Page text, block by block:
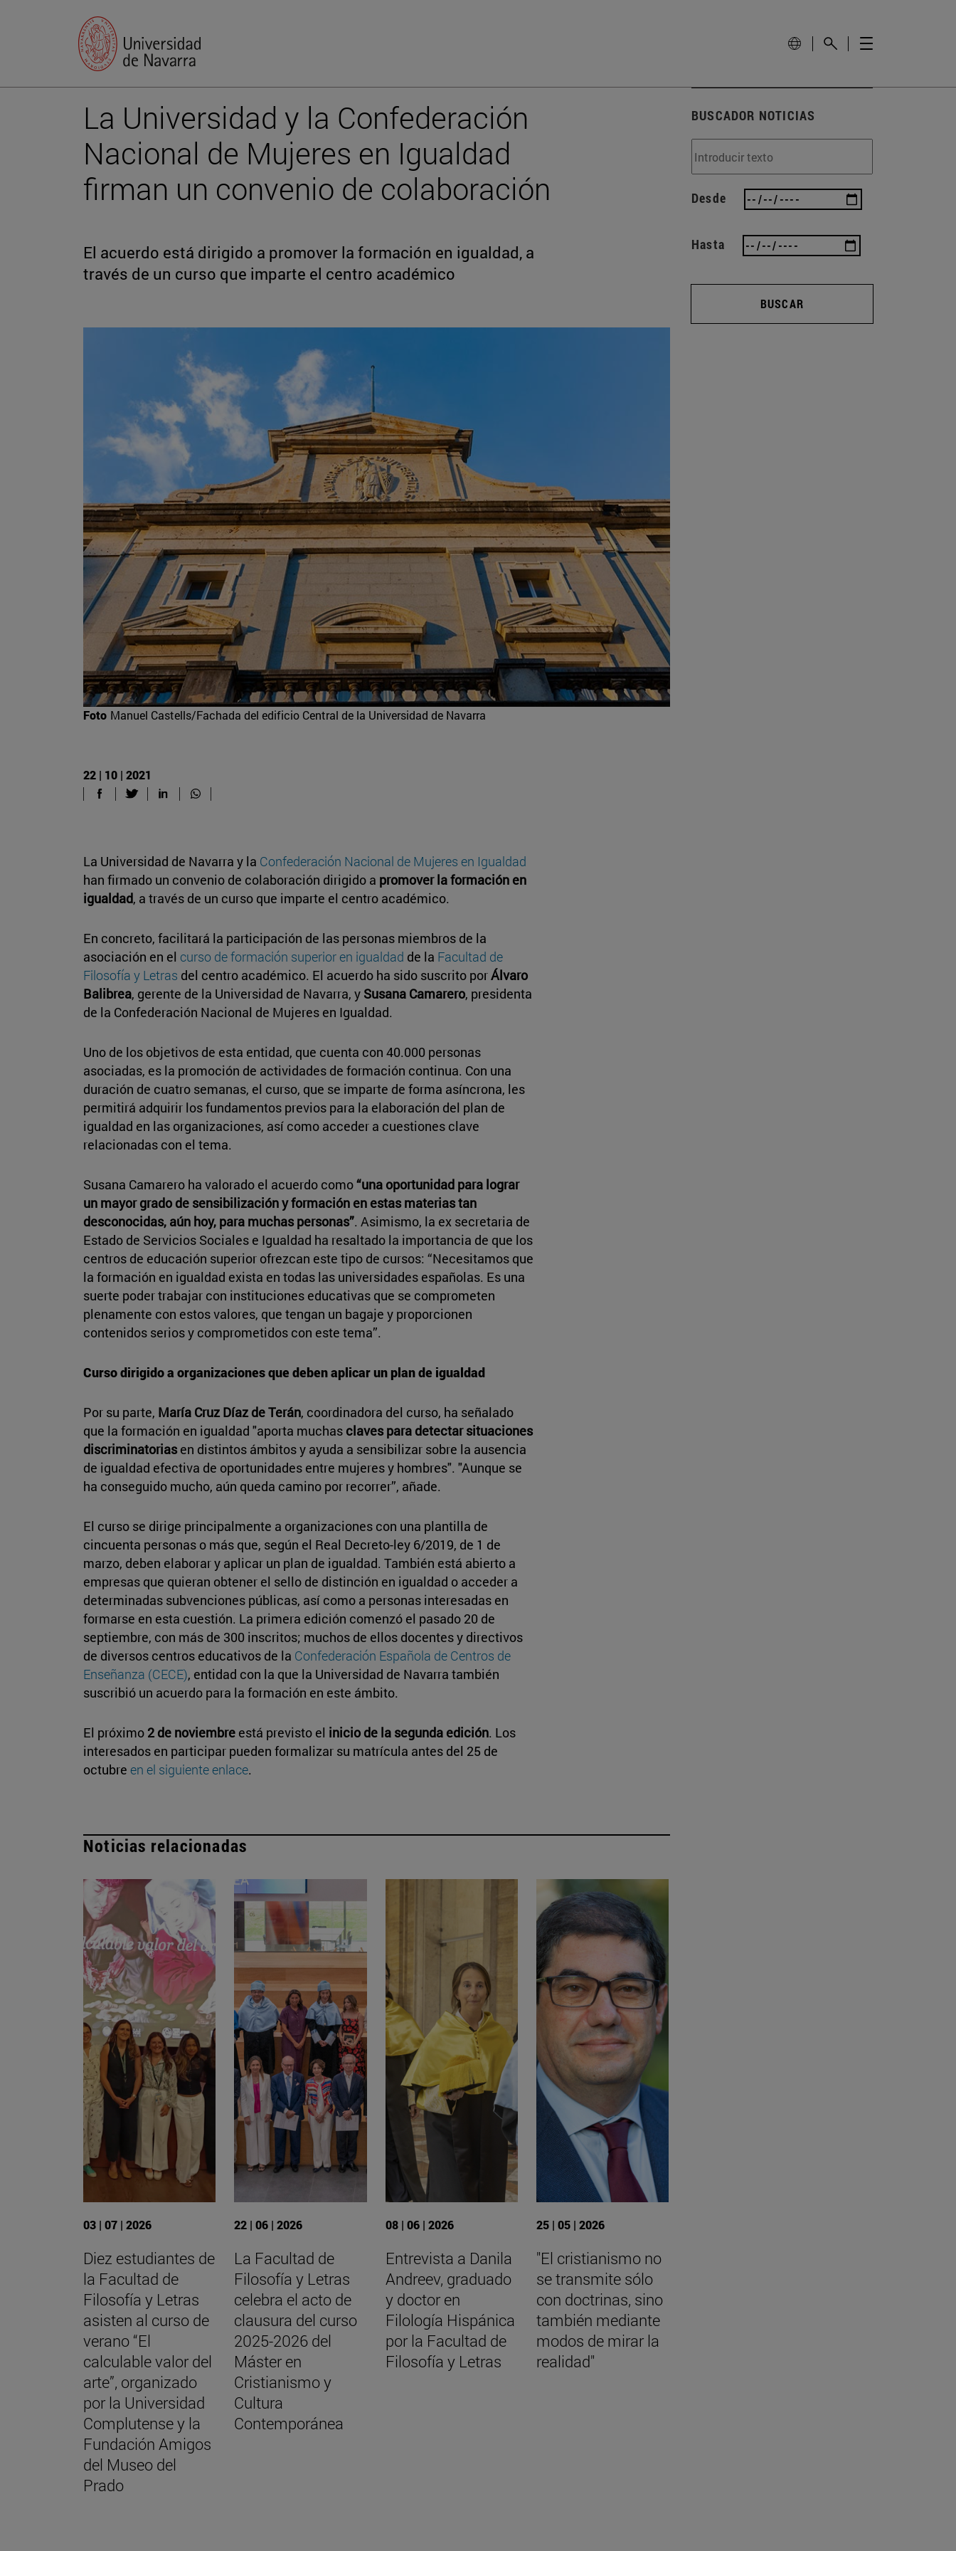
La Universidad y la Confederación
Nacional de Mujeres en Igualdad
firman un convenio de colaboración
El acuerdo está dirigido a promover la formación en igualdad, a
través de un curso que imparte el centro académico
Foto Manuel Castells/Fachada del edificio Central de la Universidad de Navarra
22 | 10 | 2021
La Universidad de Navarra y la Confederación Nacional de Mujeres en Igualdad
han firmado un convenio de colaboración dirigido a promover la formación en
igualdad, a través de un curso que imparte el centro académico.
En concreto, facilitará la participación de las personas miembros de la
asociación en el curso de formación superior en igualdad de la Facultad de
Filosofía y Letras del centro académico. El acuerdo ha sido suscrito porÁlvaro
Balibrea, gerente de la Universidad de Navarra, y Susana Camarero, presidenta
de la Confederación Nacional de Mujeres en Igualdad.
Uno de los objetivos de esta entidad, que cuenta con 40.000 personas
asociadas, es la promoción de actividades de formación continua. Con una
duración de cuatro semanas, el curso, que se imparte de forma asíncrona, les
permitirá adquirir los fundamentos previos para la elaboración del plan de
igualdad en las organizaciones, así como acceder a cuestiones clave
relacionadas con el tema.
Susana Camarero ha valorado el acuerdo como“una oportunidad para lograr
un mayor grado de sensibilización y formación en estas materias tan
desconocidas, aún hoy, para muchas personas”. Asimismo, la ex secretaria de
Estado de Servicios Sociales e Igualdad ha resaltado la importancia de que los
centros de educación superior ofrezcan este tipo de cursos: “Necesitamos que
la formación en igualdad exista en todas las universidades españolas. Es una
suerte poder trabajar con instituciones educativas que se comprometen
plenamente con estos valores, que tengan un bagaje y proporcionen
contenidos serios y comprometidos con este tema”.
Curso dirigido a organizaciones que deben aplicar un plan de igualdad
Por su parte, María Cruz Díaz de Terán, coordinadora del curso, ha señalado
que la formación en igualdad "aporta muchas claves para detectar situaciones
discriminatoriasen distintos ámbitos y ayuda a sensibilizar sobre la ausencia
de igualdad efectiva de oportunidades entre mujeres y hombres". "Aunque se
ha conseguido mucho, aún queda camino por recorrer”, añade.
El curso se dirige principalmente a organizaciones con una plantilla de
cincuenta personas o más que, según el Real Decreto-ley 6/2019, de 1 de
marzo, deben elaborar y aplicar un plan de igualdad. También está abierto a
empresas que quieran obtener el sello de distinción en igualdad o acceder a
determinadas subvenciones públicas, así como a personas interesadas en
formarse en esta cuestión. La primera edición comenzó el pasado 20 de
septiembre, con más de 300 inscritos; muchos de ellos docentes y directivos
de diversos centros educativos de la Confederación Española de Centros de
Enseñanza (CECE), entidad con la que la Universidad de Navarra también
suscribió un acuerdo para la formación en este ámbito.
El próximo 2 de noviembre está previsto el inicio de la segunda edición. Los
interesados en participar pueden formalizar su matrícula antes del 25 de
octubre en el siguiente enlace.
Noticias relacionadas
03 | 07 | 2026
Diez estudiantes de
la Facultad de
Filosofía y Letras
asisten al curso de
verano “El
calculable valor del
arte”, organizado
por la Universidad
Complutense y la
Fundación Amigos
del Museo del
Prado
22 | 06 | 2026
La Facultad de
Filosofía y Letras
celebra el acto de
clausura del curso
2025-2026 del
Máster en
Cristianismo y
Cultura
Contemporánea
08 | 06 | 2026
Entrevista a Danila
Andreev, graduado
y doctor en
Filología Hispánica
por la Facultad de
Filosofía y Letras
25 | 05 | 2026
"El cristianismo no
se transmite sólo
con doctrinas, sino
también mediante
modos de mirar la
realidad"
BUSCADOR NOTICIAS
Desde
Hasta
BUSCAR